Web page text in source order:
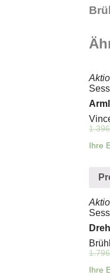
1.396
Ihre
Brühl
1.796
Ihre